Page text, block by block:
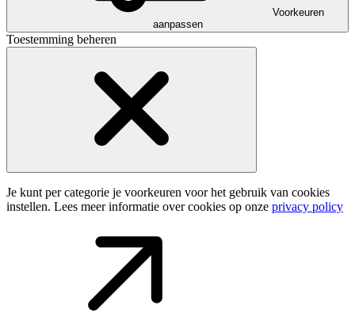
Voorkeuren
aanpassen
Toestemming beheren
Je kunt per categorie je voorkeuren voor het gebruik van cookies
instellen. Lees meer informatie over cookies op onze privacy policy